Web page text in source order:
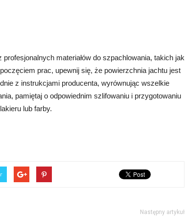
materiałów do szpachlowania, takich jak
prac, upewnij się, że powierzchnia jachtu jest
z instrukcjami producenta, wyrównując wszelkie
pamiętaj o odpowiednim szlifowaniu i przygotowaniu
lub farby.
Następny artykuł